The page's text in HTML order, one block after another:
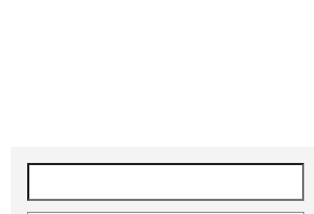
Suchen nach: